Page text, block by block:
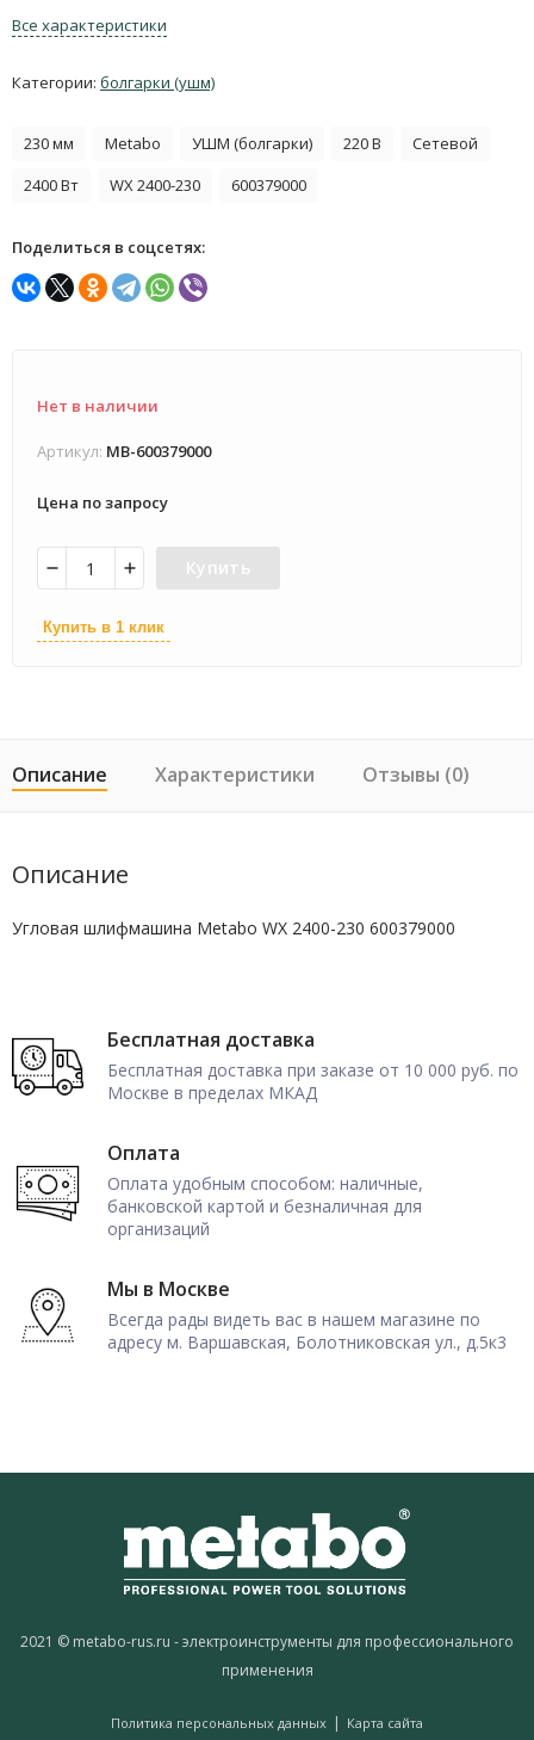
Все характеристики
Категории: болгарки (ушм)
230 мм Metabo УШМ (болгарки) 220 В
Сетевой
2400 Вт
WX 2400-230 600379000
Поделиться в соцсетях:
Нет в наличии
Артикул: MB-600379000
Цена по запросу
Купить
Купить в 1 клик
Описание Характеристики Отзывы (0)
Описание
Угловая шлифмашина Metabo WX 2400-230 600379000
Бесплатная доставка
Бесплатная доставка при заказе от 10 000 руб. по
Москве в пределах МКАД
Оплата
Оплата удобным способом: наличные,
банковской картой и безналичная для
организаций
Мы в Москве
Всегда рады видеть вас в нашем магазине по
адресу м. Варшавская, Болотниковская ул., д.5к3
2021 © metabo-rus.ru - электроинструменты для профессионального
применения
Политика персональных данных | Карта сайта